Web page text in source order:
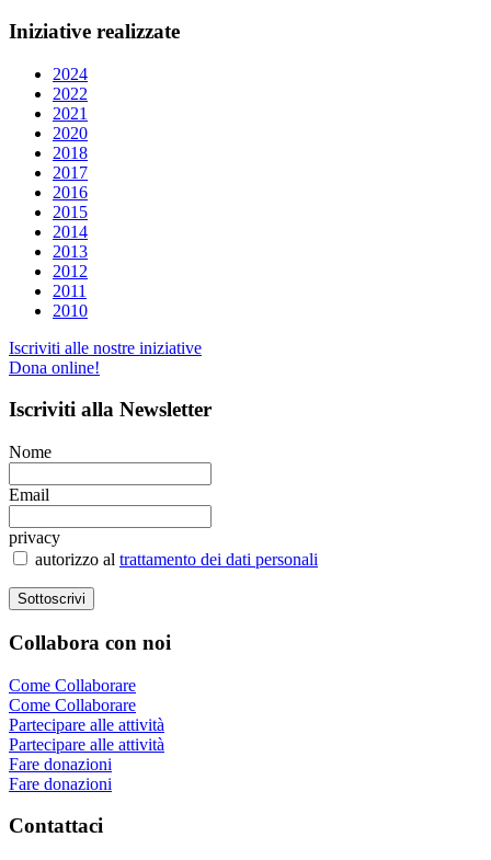
Iniziative realizzate
2024
2022
2021
2020
2018
2017
2016
2015
2014
2013
2012
2011
2010
Iscriviti alle nostre iniziative
Dona online!
Iscriviti alla Newsletter
Nome
Email
privacy
autorizzo al trattamento dei dati personali
Collabora con noi
Come Collaborare
Come Collaborare
Partecipare alle attività
Partecipare alle attività
Fare donazioni
Fare donazioni
Contattaci